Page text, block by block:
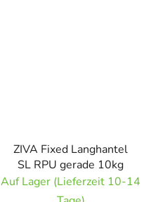
ZIVA Fixed Langhantel
SL RPU gerade 10kg
Auf Lager (Lieferzeit 10-14